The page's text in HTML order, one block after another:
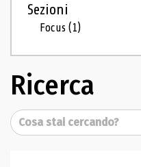
Sezioni
Focus(1)
Ricerca
Cerca